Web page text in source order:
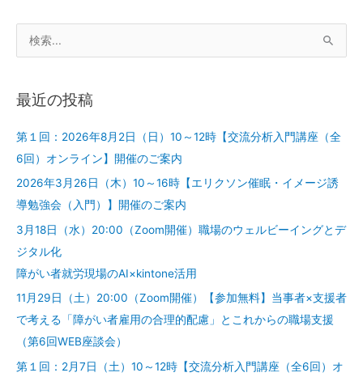
と
ら
職
場
支
援
（第
6
回
座
談
会）
象
:
最近の投稿
第１回：2026年8月2日（日）10～12時【交流分析入門講座（全
6回）オンライン】開催のご案内
2026年3月26日（木）10～16時【エリクソン催眠・イメージ誘
導勉強会（入門）】開催のご案内
3月18日（水）20:00（Zoom開催）職場のウェルビーイングとデ
ジタル化
障がい者就労現場のAI×kintone活用
11月29日（土）20:00（Zoom開催）【参加無料】当事者×支援者
で考える「障がい者雇用の合理的配慮」とこれからの職場支援
（第6回WEB座談会）
第１回：2月7日（土）10～12時【交流分析入門講座（全6回）オ